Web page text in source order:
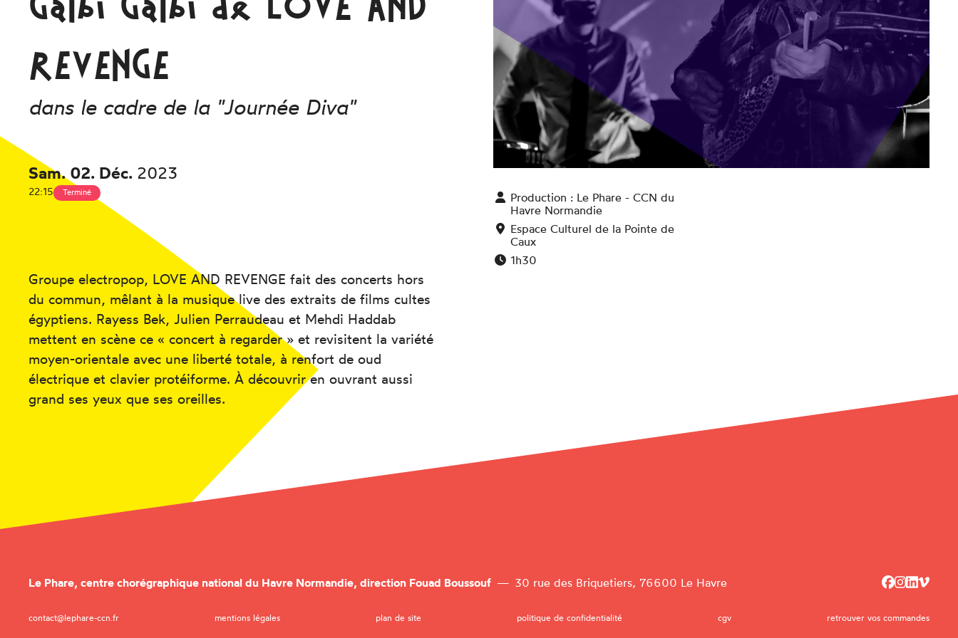
REVENGE
dans le cadre de la "Journée Diva"
Sam. 02. Déc. 2023
22:15 Terminé
Groupe electropop, LOVE AND REVENGE fait des concerts hors
du commun, mêlant à la musique live des extraits de films cultes
égyptiens. Rayess Bek, Julien Perraudeau et Mehdi Haddab
mettent en scène ce « concert à regarder » et revisitent la variété
moyen-orientale avec une liberté totale, à renfort de oud
électrique et clavier protéiforme. À découvrir en ouvrant aussi
grand ses yeux que ses oreilles.
Production : Le Phare - CCN du
Havre Normandie
Espace Culturel de la Pointe de
Caux
1h30
Le Phare, centre chorégraphique national du Havre Normandie, direction Fouad Boussouf — 30 rue des Briquetiers, 76600 Le Havre
contact@lephare-ccn.fr mentions légales plan de site politique de confidentialité cgv retrouver vos commandes